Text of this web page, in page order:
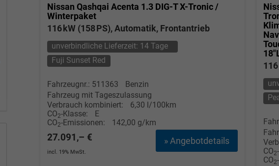
Nissan Qashqai Acenta 1.3 DIG-T X-Tronic /
Winterpaket
116 kW (158 PS), Automatik, Frontantrieb
unverbindliche Lieferzeit: 14 Tage
Fuji Sunset Red
Fahrzeugnr.: 511363
Benzin
Fahrzeug mit Tageszulassung
Verbrauch kombiniert:
6,30 l/100km
CO2-Klasse:
E
CO2-Emissionen: 142,00 g/km
» Angebotdetails
27.091,– €
incl. 19% MwSt.
CO2
CO2